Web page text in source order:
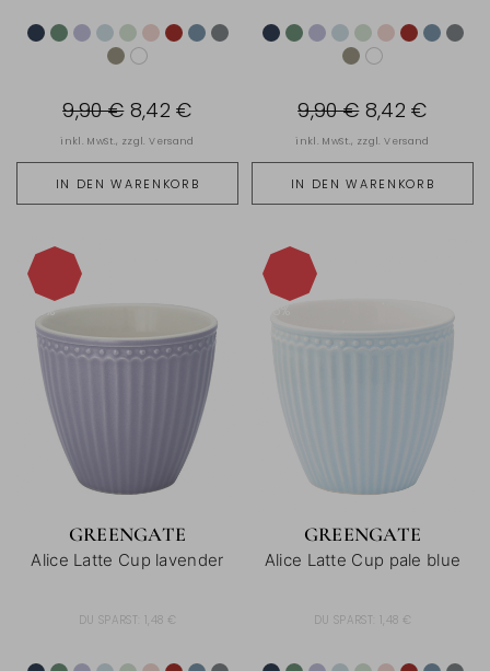
IN DEN WARENKORB
9,90 € 8,42 €
inkl. MwSt., zzgl.Versand
IN DEN WARENKORB
9,90 € 8,42 €
inkl. MwSt., zzgl.Versand
-15%
GREENGATE
Alice Latte Cup lavender
DU SPARST: 1,48 €
GREENGATE
Alice Latte Cup pale blue
DU SPARST: 1,48 €